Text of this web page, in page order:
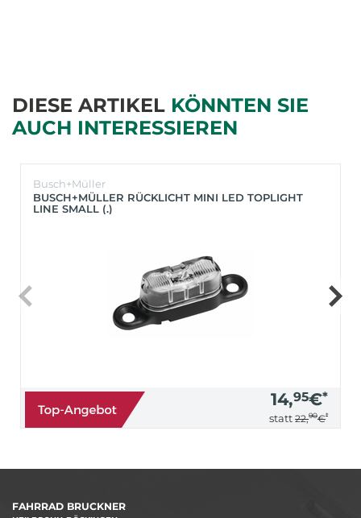
DIESE ARTIKEL KÖNNTEN SIE
AUCH INTERESSIEREN
Busch+Müller
BUSCH+MÜLLER RÜCKLICHT MINI LED TOPLIGHT
LINE SMALL (.)
14,95€*
statt 22,90€*
FAHRRAD BRUCKNER